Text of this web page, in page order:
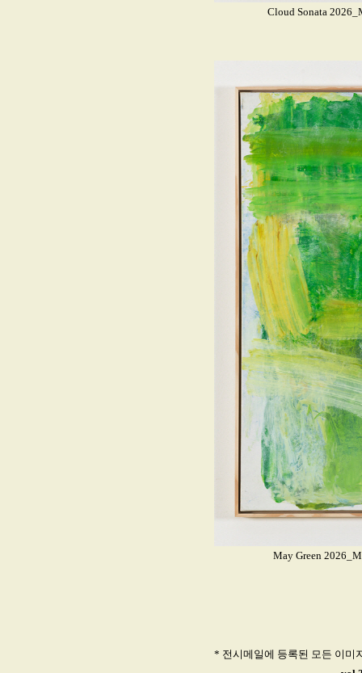
Cloud Sonata
May Green
* 전시메일에 등록된 모든 이미